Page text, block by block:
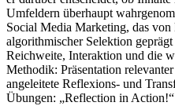
Umfeldern überhaupt
Social Media Marketing, das
algorithmischer Selektion
Reichweite, Interaktion und die
Methodik: Präsentation
angeleitete Reflexions- und
Übungen: „Reflection in Action!“